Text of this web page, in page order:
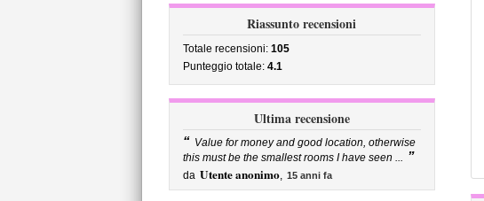
Riassunto recensioni
Totale recensioni: 105
Punteggio totale: 4.1
Ultima recensione
“ Value for money and good location, otherwise
this must be the smallest rooms I have seen ... ”
da Utente anonimo, 15 anni fa